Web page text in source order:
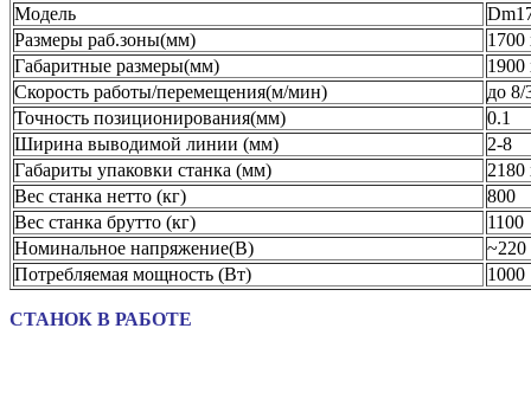
Модель
Размеры раб.зоны(мм)
1700
Габаритные размеры(мм)
1900
Скорость работы/перемещения(м/мин)
до 8/
Точность позиционирования(мм)
0.1
Ширина выводимой линии (мм)
2-8
Габариты упаковки станка (мм)
2180
Вес станка нетто (кг)
800
Вес станка брутто (кг)
1100
Номинальное напряжение(В)
~220
Потребляемая мощность (Вт)
1000
СТАНОК В РАБОТЕ